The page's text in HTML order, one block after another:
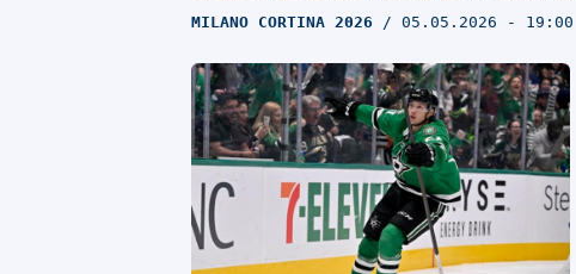
MILANO CORTINA 2026 05.05.2026 - 19:00